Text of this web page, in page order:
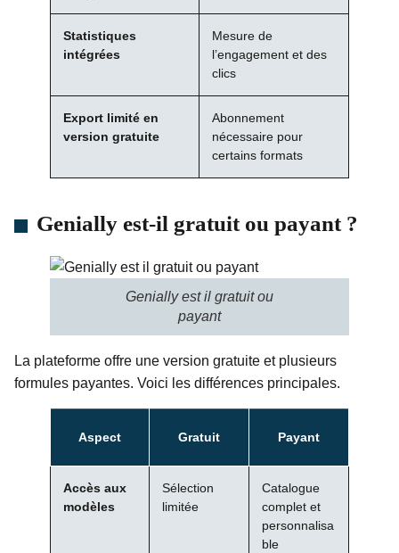
Statistiques
intégrées
Mesure de
l’engagement et des
clics
Export limité en
version gratuite
Abonnement
nécessaire pour
certains formats
Genially est-il gratuit ou payant ?
Genially est il gratuit ou
payant
La plateforme offre une version gratuite et plusieurs
formules payantes. Voici les différences principales.
Aspect Gratuit Payant
Accès aux
modèles
Sélection
limitée
Catalogue
complet et
personnalisa
ble